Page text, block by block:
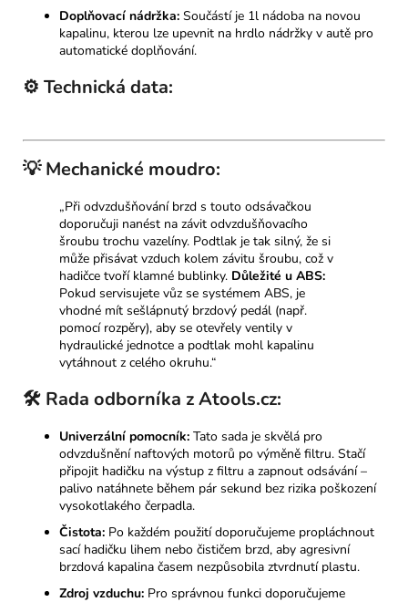
Doplňovací nádržka: Součástí je 1l nádoba na novou
kapalinu, kterou lze upevnit na hrdlo nádržky v autě pro
automatické doplňování.
⚙️ Technická data:
💡 Mechanické moudro:
„Při odvzdušňování brzd s touto odsávačkou
doporučuji nanést na závit odvzdušňovacího
šroubu trochu vazelíny. Podtlak je tak silný, že si
může přisávat vzduch kolem závitu šroubu, což v
hadičce tvoří klamné bublinky. Důležité u ABS:
Pokud servisujete vůz se systémem ABS, je
vhodné mít sešlápnutý brzdový pedál (např.
pomocí rozpěry), aby se otevřely ventily v
hydraulické jednotce a podtlak mohl kapalinu
vytáhnout z celého okruhu.“
🛠️ Rada odborníka z Atools.cz:
Univerzální pomocník: Tato sada je skvělá pro
odvzdušnění naftových motorů po výměně filtru. Stačí
připojit hadičku na výstup z filtru a zapnout odsávání –
palivo natáhnete během pár sekund bez rizika poškození
vysokotlakého čerpadla.
Čistota: Po každém použití doporučujeme propláchnout
sací hadičku lihem nebo čističem brzd, aby agresivní
brzdová kapalina časem nezpůsobila ztvrdnutí plastu.
Zdroj vzduchu: Pro správnou funkci doporučujeme